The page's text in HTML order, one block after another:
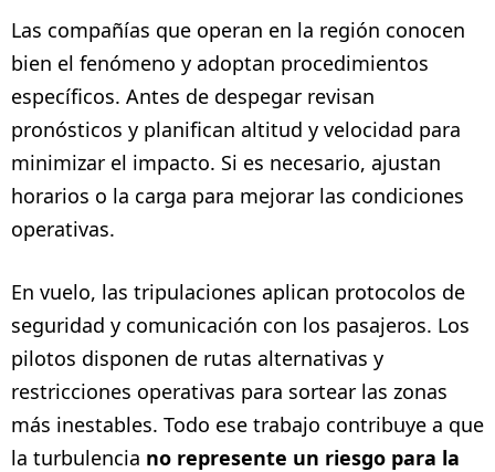
Las compañías que operan en la región conocen
bien el fenómeno y adoptan procedimientos
específicos. Antes de despegar revisan
pronósticos y planifican altitud y velocidad para
minimizar el impacto. Si es necesario, ajustan
horarios o la carga para mejorar las condiciones
operativas.
En vuelo, las tripulaciones aplican protocolos de
seguridad y comunicación con los pasajeros. Los
pilotos disponen de rutas alternativas y
restricciones operativas para sortear las zonas
más inestables. Todo ese trabajo contribuye a que
la turbulencia no represente un riesgo para la